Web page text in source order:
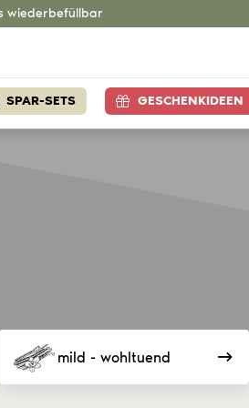
wiederbefüllbar
SPAR-SETS GESCHENKIDEEN
mild - wohltuend